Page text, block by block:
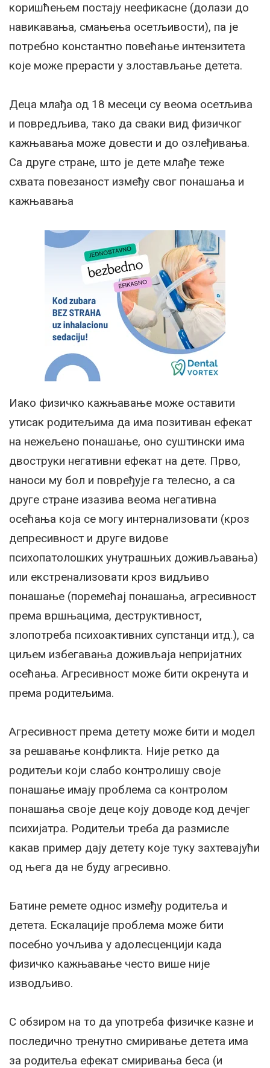
коришћењем постају неефикасне (долази до
навикавања, смањења осетљивости), па је
потребно константно повећање интензитета
које може прерасти у злостављање детета.
Деца млађа од 18 месеци су веома осетљива
и повредљива, тако да сваки вид физичког
кажњавања може довести и до озлеђивања.
Са друге стране, што је дете млађе теже
схвата повезаност између свог понашања и
кажњавања
Иако физичко кажњавање може оставити
утисак родитељима да има позитиван ефекат
на нежељено понашање, оно суштински има
двоструки негативни ефекат на дете. Прво,
наноси му бол и повређује га телесно, а са
друге стране изазива веома негативна
осећања која се могу интернализовати (кроз
депресивност и друге видове
психопатолошких унутрашњих доживљавања)
или екстренализовати кроз видљиво
понашање (поремећај понашања, агресивност
према вршњацима, деструктивност,
злопотреба психоактивних супстанци итд.), са
циљем избегавања доживљаја непријатних
осећања. Агресивност може бити окренута и
према родитељима.
Агресивност према детету може бити и модел
за решавање конфликта. Није ретко да
родитељи који слабо контролишу своје
понашање имају проблема са контролом
понашања своје деце коју доводе код дечјег
психијатра. Родитељи треба да размисле
какав пример дају детету коje туку захтевајући
од њега да не буду агресивно.
Батине ремете однос између родитеља и
детета. Ескалације проблема може бити
посебно уочљива у адолесценцији када
физичко кажњавање често више није
изводљиво.
С обзиром на то да употреба физичке казне и
последично тренутно смиривање детета има
за родитеља ефекат смиривања беса (и